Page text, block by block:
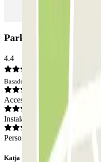
Parking SAEMES
4.4
Basado en 122 opiniones
Acceso
Instalaciones
Personal
Katja